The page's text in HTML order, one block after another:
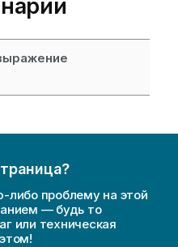
либо проблему на этой
— будь то
или техническая